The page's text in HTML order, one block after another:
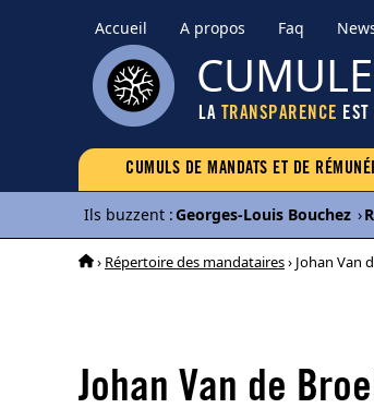
Accueil A propos Faq
LA TRANSPARENCE
CUMULS DE MANDATS ET DE
Ils buzzent :Georges-Louis Bouchez ›
› Répertoire des mandataires› Johan Van
Johan Van de